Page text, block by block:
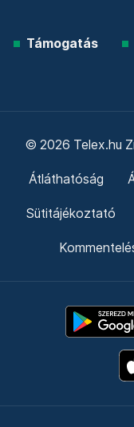
Támogatás
© 2026 Telex.hu
Átláthatóság
Sütitájékoztató